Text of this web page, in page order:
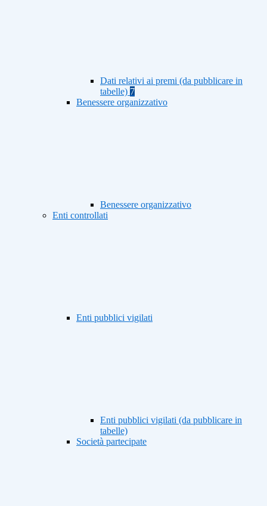
Dati relativi ai premi (da pubblicare in
tabelle) 7
Benessere organizzativo
Benessere organizzativo
Enti controllati
Enti pubblici vigilati
Enti pubblici vigilati (da pubblicare in
tabelle)
Società partecipate